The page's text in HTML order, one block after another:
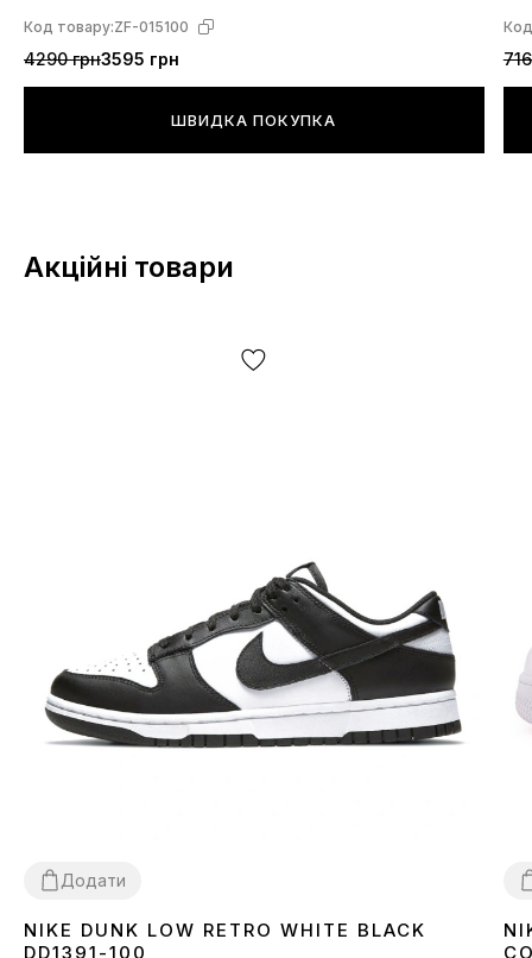
Код товару:ZF-015100
4290 грн3595 грн
ШВИДКА ПОКУПКА
Акційні товари
Додати
3637 383940 4142 43 4445
NIKE DUNK LOW RETRO WHITE BLACK
DD1391-100